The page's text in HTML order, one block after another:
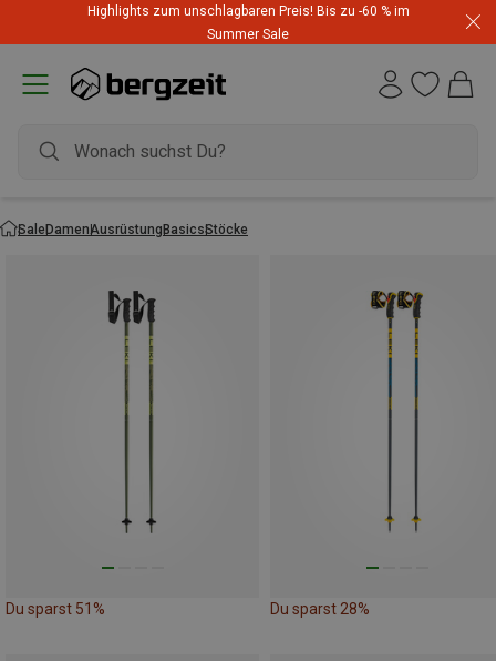
Highlights zum unschlagbaren Preis! Bis zu -60 % im
Summer Sale
SaleDamenAusrüstungBasicsStöcke
Du sparst 51% Du sparst 28%